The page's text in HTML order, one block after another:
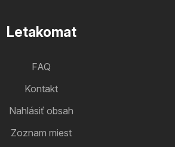
Letakomat
FAQ
Kontakt
Nahlásiť obsah
Zoznam miest